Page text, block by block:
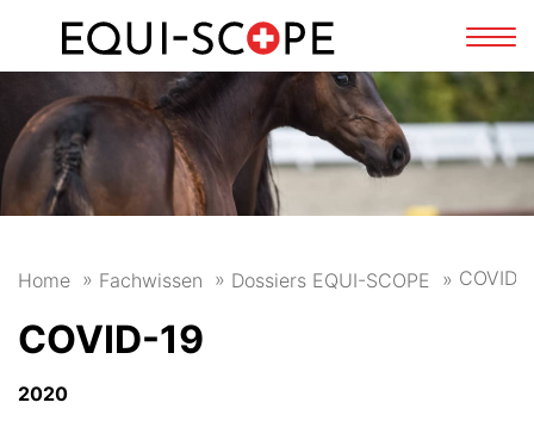
DE
Home Fachwissen Dossiers EQUI-SCOPE COVID-
COVID-19
2020